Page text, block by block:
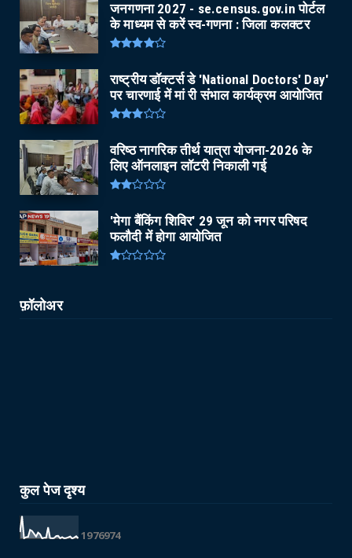
जनगणना 2027 - se.census.gov.in पोर्टल
के माध्यम से करें स्व-गणना : जिला कलक्टर
राष्ट्रीय डॉक्टर्स डे 'National Doctors' Day'
पर चारणाई में मां री संभाल कार्यक्रम आयोजित
वरिष्ठ नागरिक तीर्थ यात्रा योजना-2026 के
लिए ऑनलाइन लॉटरी निकाली गई
'मेगा बैंकिंग शिविर' 29 जून को नगर परिषद
फलौदी में होगा आयोजित
फ़ॉलोअर
कुल पेज दृश्य
1976974